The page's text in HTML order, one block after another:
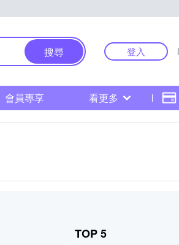
搜尋 登入
會員專享 看更多
TOP 5